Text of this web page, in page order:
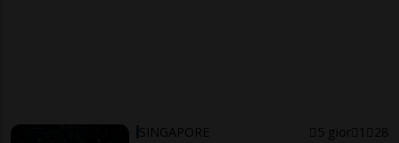
SINGAPORE 5 gior 1 28